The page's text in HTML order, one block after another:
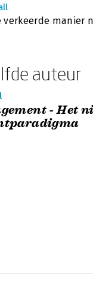
verkeerde manier
auteur
- Het